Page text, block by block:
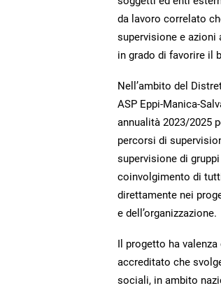
da lavoro correlato
supervisione e
in grado di favorire il
Nell’ambito del
ASP Eppi-Manica-
annualità 2023/2025
percorsi di
supervisione di
coinvolgimento di
direttamente nei
e dell’organizzazione.
Il progetto ha
accreditato che
sociali, in ambito